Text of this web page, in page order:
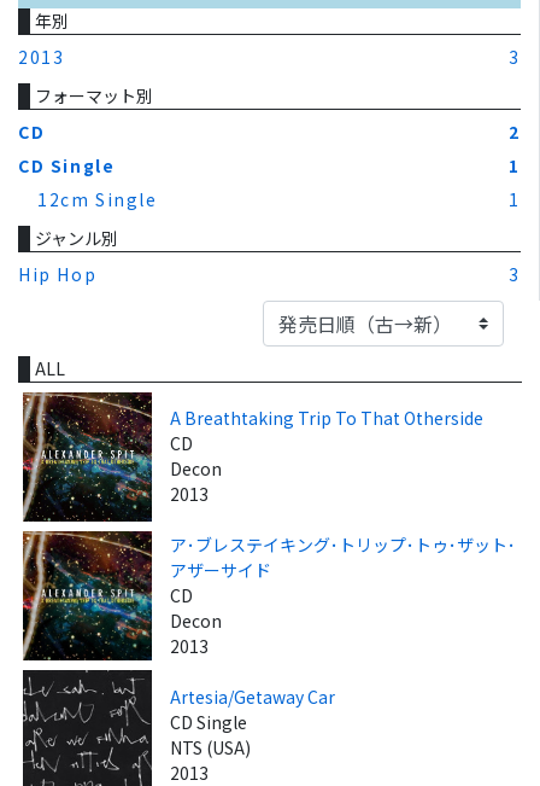
年別
2013
3
フォーマット別
CD
2
CD Single
1
12cm Single
1
ジャンル別
Hip Hop
3
ALL
A Breathtaking Trip To That Otherside
CD
Decon
2013
ア･ブレステイキング･トリップ･トゥ･ザット･
アザーサイド
CD
Decon
2013
Artesia/Getaway Car
CD Single
NTS (USA)
2013